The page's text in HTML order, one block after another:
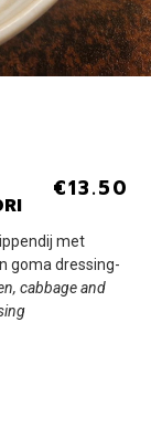
€13.50
met
goma dressing-
cabbage and